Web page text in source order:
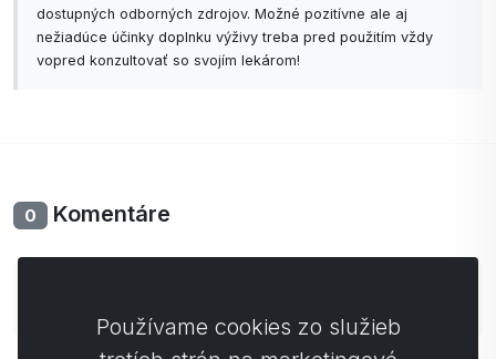
dostupných odborných zdrojov. Možné pozitívne ale aj
nežiadúce účinky doplnku výživy treba pred použitím vždy
vopred konzultovať so svojím lekárom!
0 Komentáre
Používame cookies zo služieb